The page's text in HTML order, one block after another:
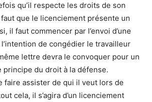
qu’il respecte les droits de son
que le licenciement présente un
il faut commencer par l’envoi d’une
de congédier le travailleur
lettre devra le convoquer pour un
principe du droit à la défense.
faire assister de qui il veut lors de
cela, il s’agira d’un licenciement